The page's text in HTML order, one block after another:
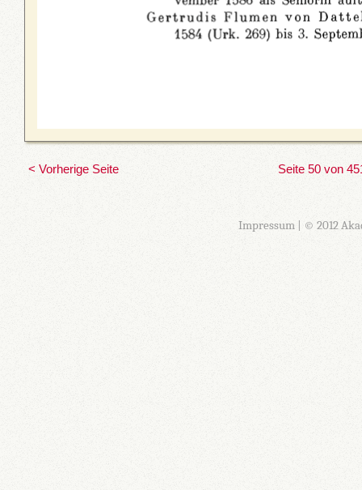
< Vorherige Seite Seite 50 von
Impressum| © 2012